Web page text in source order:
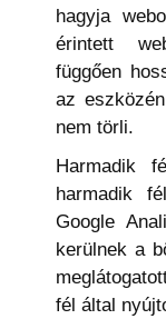
hagyja
érintett
függően
az
nem törli.
Harmadik
harmadik
Google
kerülnek a
fél által